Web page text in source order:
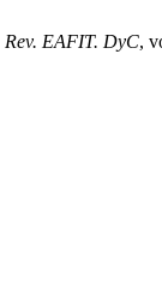
Rev. EAFIT. DyC,